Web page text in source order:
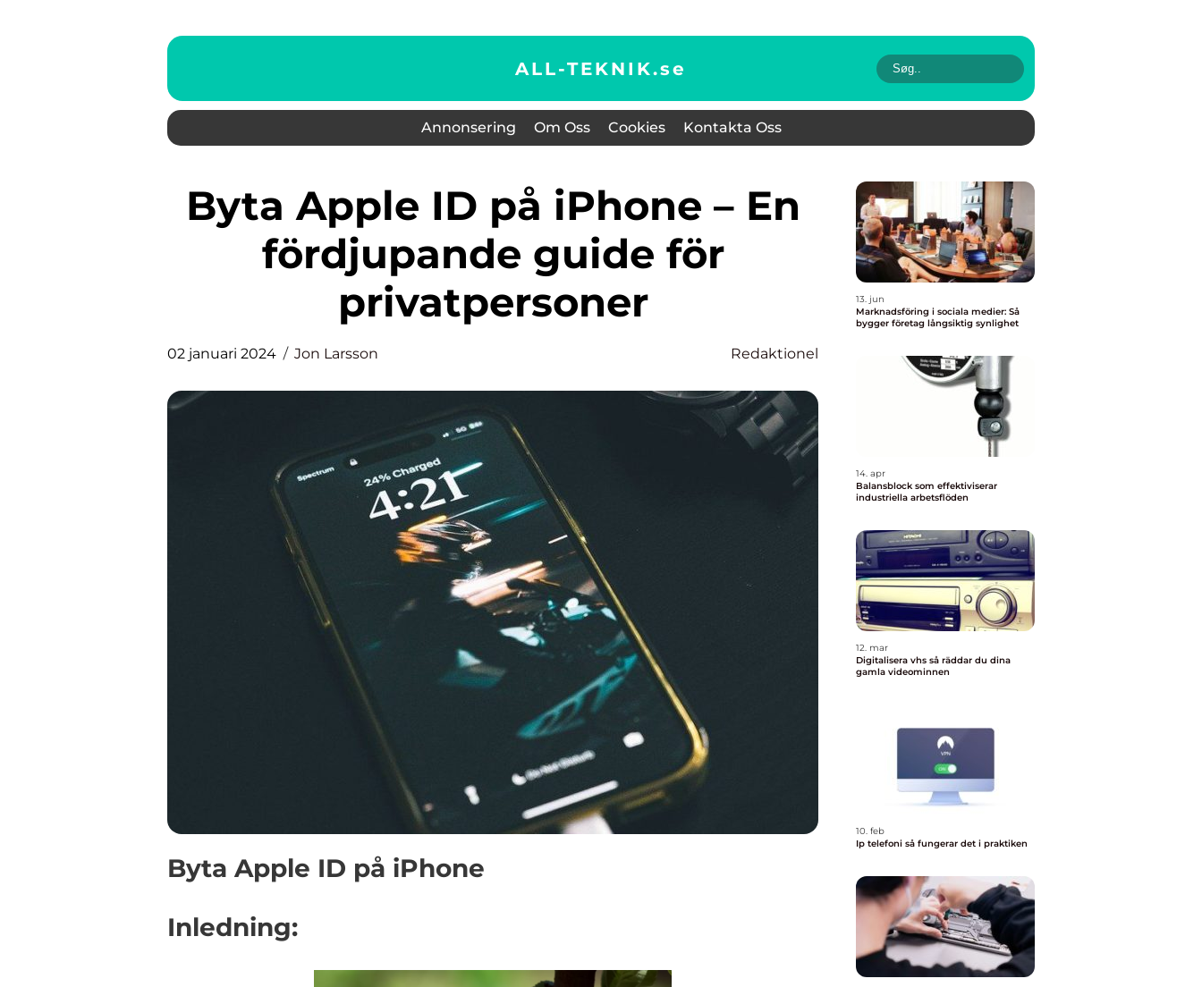
ALL-TEKNIK.se
Annonsering Om Oss Cookies Kontakta Oss
Byta Apple ID på iPhone – En
fördjupande guide för
privatpersoner
02 januari 2024 Jon Larsson Redaktionel
Byta Apple ID på iPhone
Inledning:
13. jun
Marknadsföring i sociala medier: Så
bygger företag långsiktig synlighet
14. apr
Balansblock som effektiviserar
industriella arbetsflöden
12. mar
Digitalisera vhs så räddar du dina
gamla videominnen
10. feb
Ip telefoni så fungerar det i praktiken